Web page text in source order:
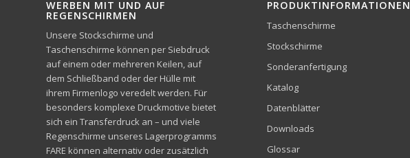
WERBEN MIT UND AUF
REGENSCHIRMEN
Unsere Stockschirme und
Taschenschirme können per Siebdruck
auf einem oder mehreren Keilen, auf
dem Schließband oder der Hülle mit
ihrem Firmenlogo veredelt werden. Für
besonders komplexe Druckmotive bietet
sich ein Transferdruck an – und viele
Regenschirme unseres Lagerprogramms
FARE können alternativ oder zusätzlich
PRODUKTINFORMATIONEN
Taschenschirme
Stockschirme
Sonderanfertigung
Katalog
Datenblätter
Downloads
Glossar